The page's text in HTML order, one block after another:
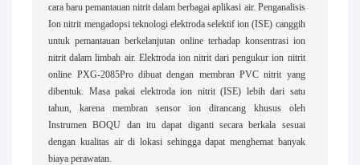
cara baru pemantauan nitrit dalam berbagai aplikasi air. Penganalisis
Ion nitrit mengadopsi teknologi elektroda selektif ion (ISE) canggih
untuk pemantauan berkelanjutan online terhadap konsentrasi ion
nitrit dalam limbah air. Elektroda ion nitrit dari pengukur ion nitrit
online PXG-2085Pro dibuat dengan membran PVC nitrit yang
dibentuk. Masa pakai elektroda ion nitrit (ISE) lebih dari satu
tahun, karena membran sensor ion dirancang khusus oleh
Instrumen BOQU dan itu dapat diganti secara berkala sesuai
dengan kualitas air di lokasi sehingga dapat menghemat banyak
biaya perawatan.